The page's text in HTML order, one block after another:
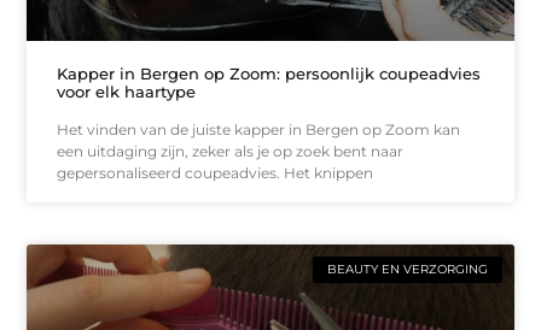
Kapper in Bergen op Zoom: persoonlijk coupeadvies
voor elk haartype
Het vinden van de juiste kapper in Bergen op Zoom kan
een uitdaging zijn, zeker als je op zoek bent naar
gepersonaliseerd coupeadvies. Het knippen
BEAUTY EN VERZORGING